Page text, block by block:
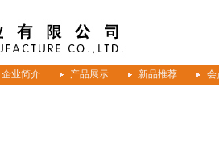
企业简介 产品展示 新品推荐 会